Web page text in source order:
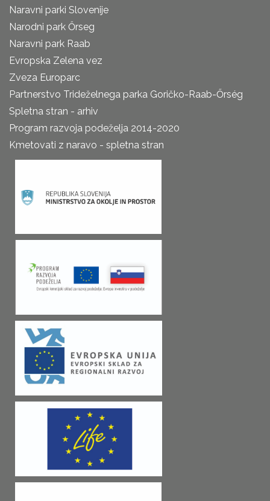
Naravni parki Slovenije
Narodni park Őrseg
Naravni park Raab
Evropska Zelena vez
Zveza Europarc
Partnerstvo Trideželnega parka Goričko-Raab-Őrség
Spletna stran - arhiv
Program razvoja podeželja 2014-2020
Kmetovati z naravo - spletna stran